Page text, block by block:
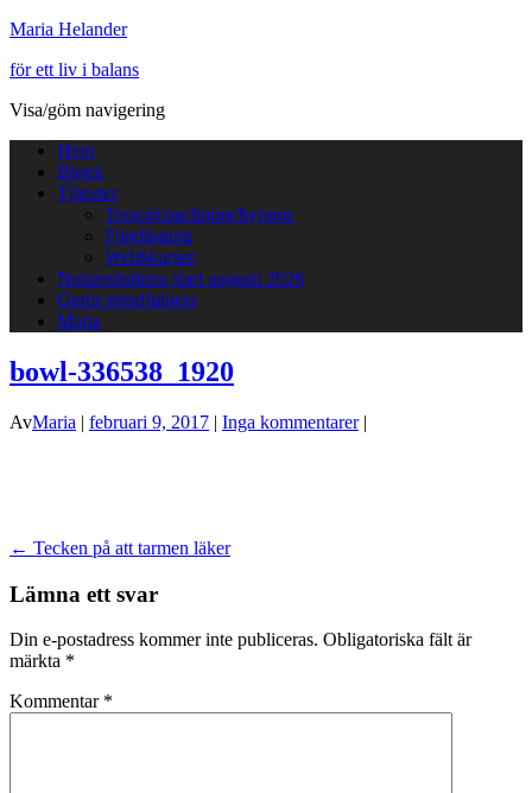
Maria Helander
för ett liv i balans
Visa/göm navigering
Hem
Blogg
Tjänster
Terapi/coachning/hypnos
Föreläsning
Webbkurser
Naturprästinna start augusti 2026
Gratis mindfulness
Maria
bowl-336538_1920
AvMaria | februari 9, 2017 | Inga kommentarer|
Inläggsnavigering
← Tecken på att tarmen läker
Lämna ett svar
Din e-postadress kommer inte publiceras. Obligatoriska fält är
märkta *
Kommentar *